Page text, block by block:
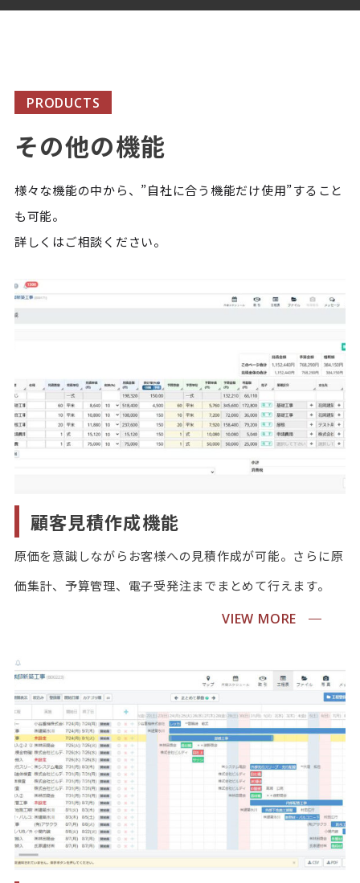
PRODUCTS
その他の機能
様々な機能の中から、”自社に合う機能だけ使用”すること
も可能。
詳しくはご相談ください。
顧客見積作成機能
原価を意識しながらお客様への見積作成が可能。さらに原
価集計、予算管理、電子受発注までまとめて行えます。
VIEW MORE